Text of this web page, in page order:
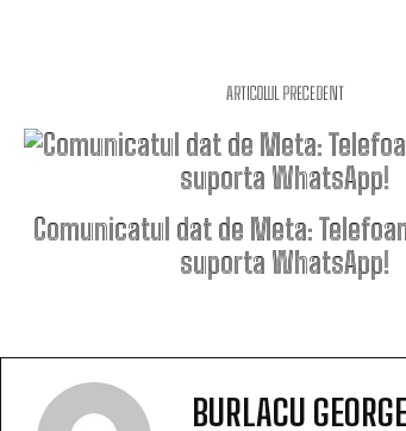
ARTICOLUL PRECEDENT
Comunicatul dat de Meta:
suporta WhatsApp!
BURLACU